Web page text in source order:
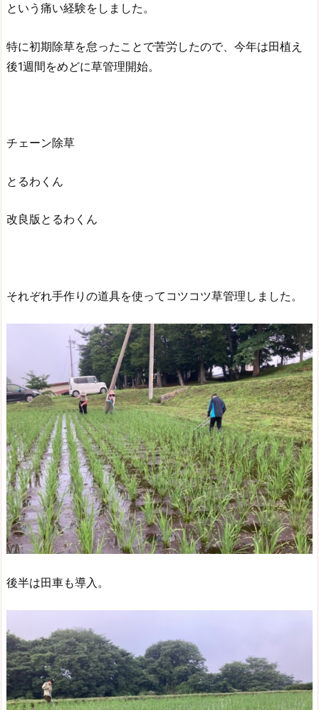
という痛い経験をしました。
特に初期除草を怠ったことで苦労したので、今年は田植え
後1週間をめどに草管理開始。
チェーン除草
とるわくん
改良版とるわくん
それぞれ手作りの道具を使ってコツコツ草管理しました。
後半は田車も導入。